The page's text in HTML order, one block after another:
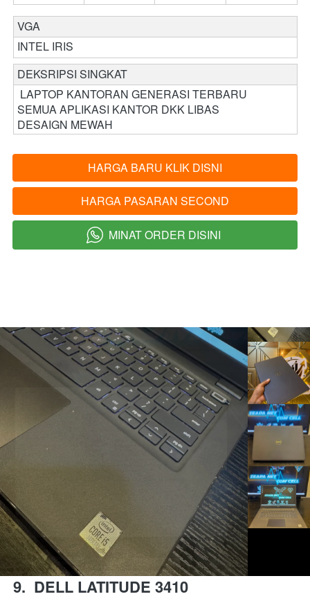
VGA
INTEL IRIS
DEKSRIPSI SINGKAT
LAPTOP KANTORAN GENERASI TERBARU
SEMUA APLIKASI KANTOR DKK LIBAS
DESAIGN MEWAH
`HARGA BARU KLIK DISNI
`HARGA PASARAN SECOND
` MINAT ORDER DISINI
9.  DELL LATITUDE 3410